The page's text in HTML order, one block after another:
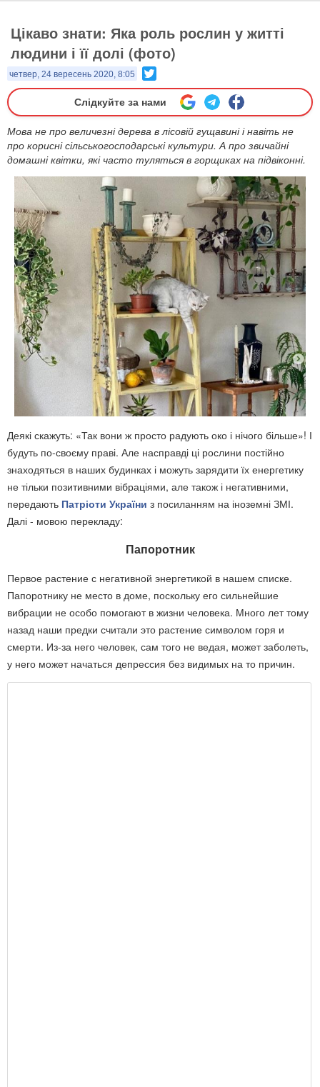
Цікаво знати: Яка роль рослин у житті
людини і її долі (фото)
четвер, 24 вересень 2020, 8:05
Слідкуйте за нами
Мова не про величезні дерева в лісовій гущавині і навіть не
про корисні сільськогосподарські культури. А про звичайні
домашні квітки, які часто туляться в горщиках на підвіконні.
Деякі скажуть: «Так вони ж просто радують око і нічого більше»! І
будуть по-своєму праві. Але насправді ці рослини постійно
знаходяться в наших будинках і можуть зарядити їх енергетику
не тільки позитивними вібраціями, але також і негативними,
передають Патріоти України з посиланням на іноземні ЗМІ.
Далі - мовою перекладу:
Папоротник
Первое растение с негативной энергетикой в нашем списке.
Папоротнику не место в доме, поскольку его сильнейшие
вибрации не особо помогают в жизни человека. Много лет тому
назад наши предки считали это растение символом горя и
смерти. Из-за него человек, сам того не ведая, может заболеть,
у него может начаться депрессия без видимых на то причин.